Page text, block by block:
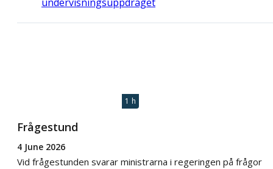
1 h
Frågestund
4 June 2026
Vid frågestunden svarar ministrarna i regeringen på frågor